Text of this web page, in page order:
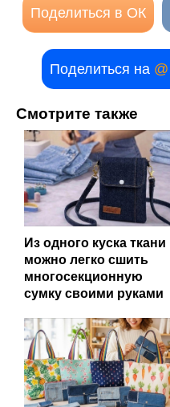
Поделиться в ОК
Поделиться на @
Смотрите также
Из одного куска ткани
можно легко сшить
многосекционную
сумку своими руками